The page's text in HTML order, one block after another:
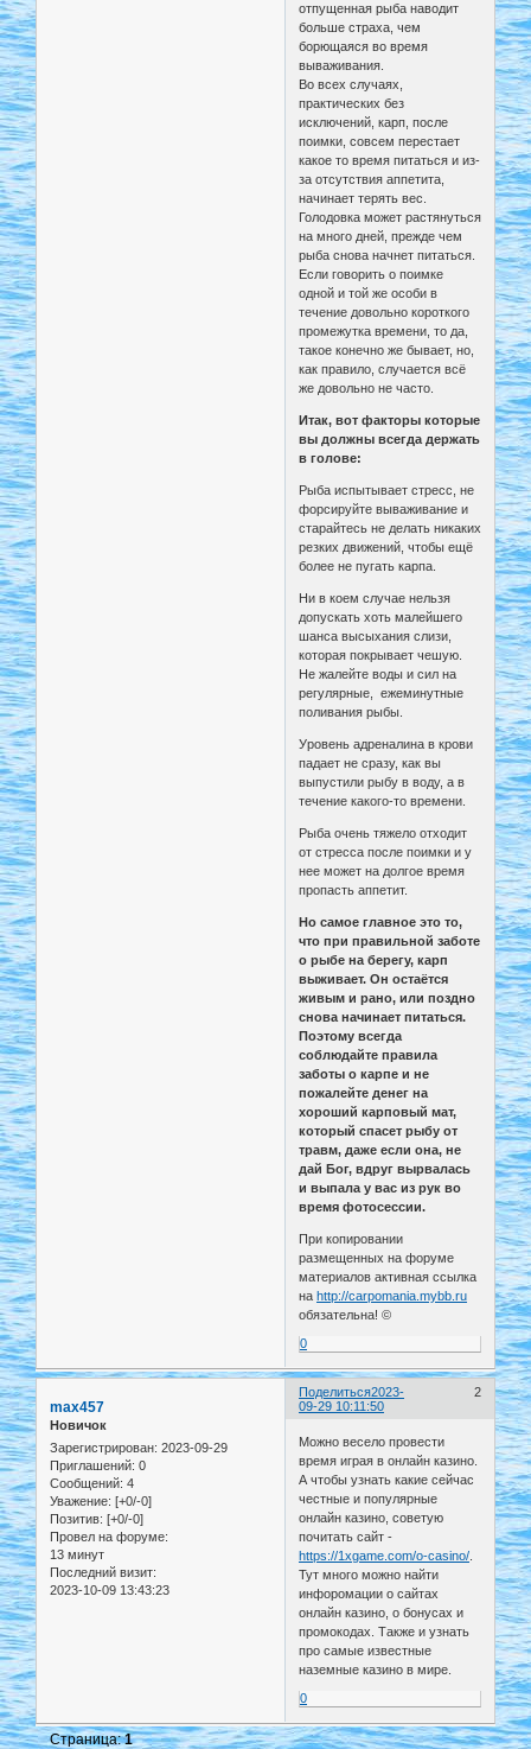
отпущенная рыба наводит
больше страха, чем
борющаяся во время
вываживания.
Во всех случаях,
практических без
исключений, карп, после
поимки, совсем перестает
какое то время питаться и из-
за отсутствия аппетита,
начинает терять вес.
Голодовка может растянуться
на много дней, прежде чем
рыба снова начнет питаться.
Если говорить о поимке
одной и той же особи в
течение довольно короткого
промежутка времени, то да,
такое конечно же бывает, но,
как правило, случается всё
же довольно не часто.
Итак, вот факторы которые
вы должны всегда держать
в голове:
Рыба испытывает стресс, не
форсируйте вываживание и
старайтесь не делать никаких
резких движений, чтобы ещё
более не пугать карпа.
Ни в коем случае нельзя
допускать хоть малейшего
шанса высыхания слизи,
которая покрывает чешую.
Не жалейте воды и сил на
регулярные, ежеминутные
поливания рыбы.
Уровень адреналина в крови
падает не сразу, как вы
выпустили рыбу в воду, а в
течение какого-то времени.
Рыба очень тяжело отходит
от стресса после поимки и у
нее может на долгое время
пропасть аппетит.
Но самое главное это то,
что при правильной заботе
о рыбе на берегу, карп
выживает. Он остаётся
живым и рано, или поздно
снова начинает питаться.
Поэтому всегда
соблюдайте правила
заботы о карпе и не
пожалейте денег на
хороший карповый мат,
который спасет рыбу от
травм, даже если она, не
дай Бог, вдруг вырвалась
и выпала у вас из рук во
время фотосессии.
При копировании
размещенных на форуме
материалов активная ссылка
наhttp://carpomania.mybb.ru
обязательна! ©
0
Поделиться 2
2023-
09-29 10:11:50
max457
Новичок
Зарегистрирован: 2023-09-29
Приглашений: 0
Сообщений: 4
Уважение: [+0/-0]
Позитив: [+0/-0]
Провел на форуме:
13 минут
Последний визит:
2023-10-09 13:43:23
Можно весело провести
время играя в онлайн казино.
А чтобы узнать какие сейчас
честные и популярные
онлайн казино, советую
почитать сайт -
https://1xgame.com/o-casino/
Тут много можно найти
инфоромации о сайтах
онлайн казино, о бонусах и
промокодах. Также и узнать
про самые известные
наземные казино в мире.
0
Страница:1